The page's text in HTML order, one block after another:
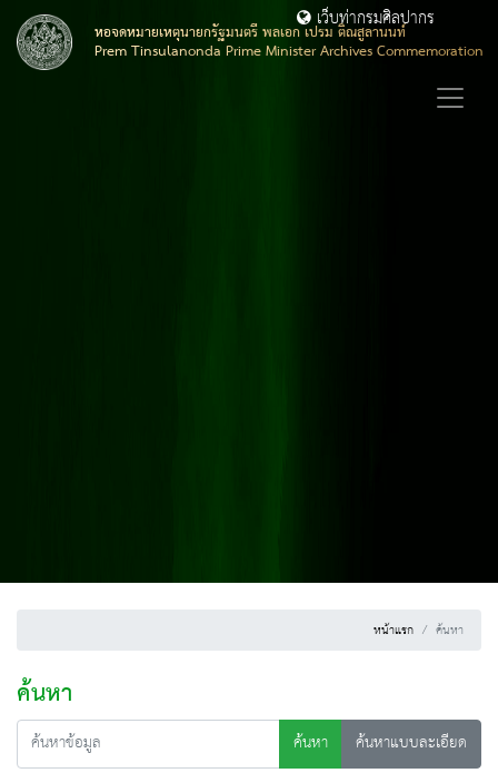
หอจดหมายเหตุนายกรัฐมนตรี พลเอก เปรม ติณสูลานนท์
Prem Tinsulanonda Prime Minister Archives Commemoration
เว็บท่ากรมศิลปากร
หน้าแรก ค้นหา
ค้นหา
ค้นหา
ค้นหาแบบละเอียด